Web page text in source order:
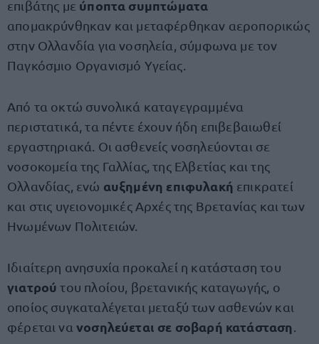
επιβάτης με ύποπτα συμπτώματα
απομακρύνθηκαν και μεταφέρθηκαν αεροπορικώς
στην Ολλανδία για νοσηλεία, σύμφωνα με τον
Παγκόσμιο Οργανισμό Υγείας.
Από τα οκτώ συνολικά καταγεγραμμένα
περιστατικά, τα πέντε έχουν ήδη επιβεβαιωθεί
εργαστηριακά. Οι ασθενείς νοσηλεύονται σε
νοσοκομεία της Γαλλίας, της Ελβετίας και της
Ολλανδίας, ενώ αυξημένη επιφυλακή επικρατεί
και στις υγειονομικές Αρχές της Βρετανίας και των
Ηνωμένων Πολιτειών.
Ιδιαίτερη ανησυχία προκαλεί η κατάσταση του
γιατρούτου πλοίου, βρετανικής καταγωγής, ο
οποίος συγκαταλέγεται μεταξύ των ασθενών και
φέρεται να νοσηλεύεται σε σοβαρή κατάσταση